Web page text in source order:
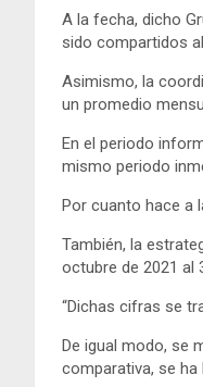
A la fecha, dicho
sido compartidos
Asimismo, la
un promedio
En el periodo
mismo periodo
Por cuanto hace a
También, la
octubre de 2021 al
“Dichas cifras se
De igual modo, se
comparativa, se ha